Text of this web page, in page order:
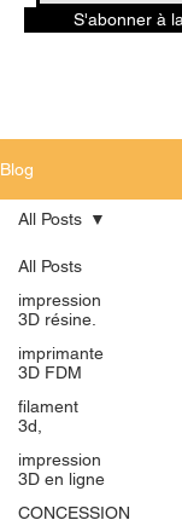
S'abonner à
Blog
All Posts
impression
3D résine.
imprimante
3D FDM
filament
3d,
impression
3D en ligne
CONCESSION
All Posts